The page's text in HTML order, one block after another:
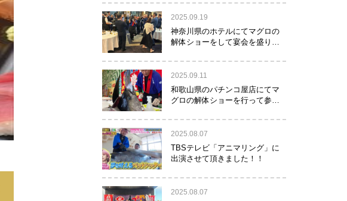
しました。
2025.09.19
神奈川県のホテルにてマグロの
解体ショーをして宴会を盛り上
た。
2025.09.11
和歌山県のパチンコ屋店にてマ
グロの解体ショーを行って参り
2025.08.07
TBSテレビ「アニマリング」に
出演させて頂きました！！
2025.08.07